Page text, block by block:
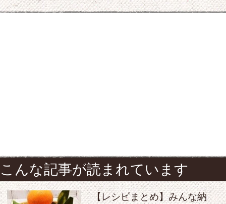
こんな記事が読まれています
【レシピまとめ】みんな納